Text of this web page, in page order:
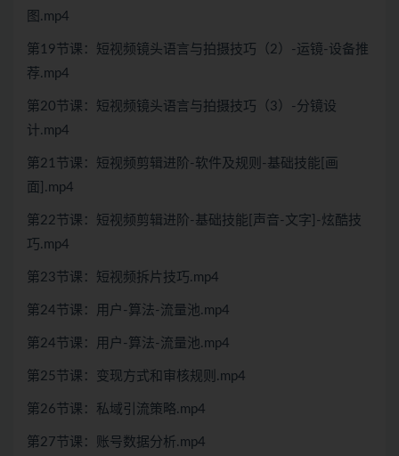
图.mp4
第19节课：短视频镜头语言与拍摄技巧（2）-运镜-设备推
荐.mp4
第20节课：短视频镜头语言与拍摄技巧（3）-分镜设
计.mp4
第21节课：短视频剪辑进阶-软件及规则-基础技能[画
面].mp4
第22节课：短视频剪辑进阶-基础技能[声音-文字]-炫酷技
巧.mp4
第23节课：短视频拆片技巧.mp4
第24节课：用户-算法-流量池.mp4
第24节课：用户-算法-流量池.mp4
第25节课：变现方式和审核规则.mp4
第26节课：私域引流策略.mp4
第27节课：账号数据分析.mp4